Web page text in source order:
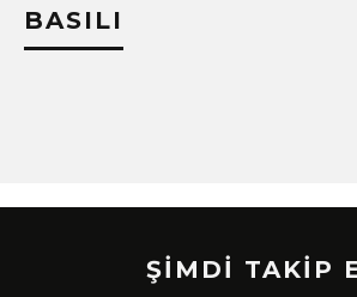
BASILI
ŞİMDİ TAKİP